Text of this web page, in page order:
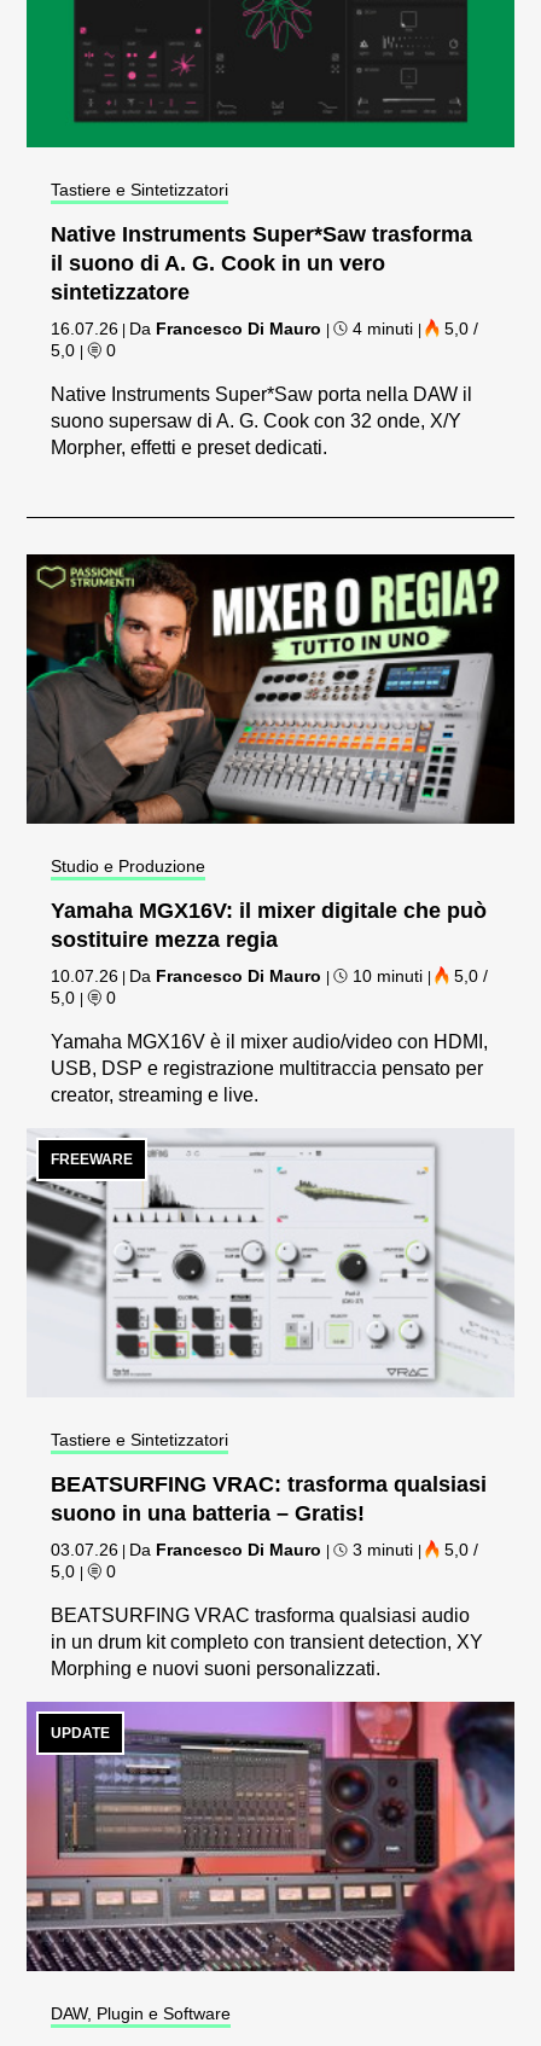
Tastiere e Sintetizzatori
Native Instruments Super*Saw trasforma
il suono di A. G. Cook in un vero
sintetizzatore
16.07.26 Da Francesco Di Mauro | 4 minuti |
5,0 /
5,0
| 0
Native Instruments Super*Saw porta nella DAW il
suono supersaw di A. G. Cook con 32 onde, X/Y
Morpher, effetti e preset dedicati.
Studio e Produzione
Yamaha MGX16V: il mixer digitale che può
sostituire mezza regia
10.07.26 Da Francesco Di Mauro | 10 minuti |
5,0 /
5,0
| 0
Yamaha MGX16V è il mixer audio/video con HDMI,
USB, DSP e registrazione multitraccia pensato per
creator, streaming e live.
FREEWARE
Tastiere e Sintetizzatori
BEATSURFING VRAC: trasforma qualsiasi
suono in una batteria – Gratis!
03.07.26 Da Francesco Di Mauro | 3 minuti |
5,0 /
5,0
| 0
BEATSURFING VRAC trasforma qualsiasi audio
in un drum kit completo con transient detection, XY
Morphing e nuovi suoni personalizzati.
UPDATE
DAW, Plugin e Software